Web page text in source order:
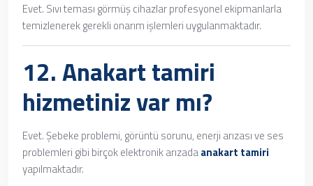
Evet. Sıvı teması görmüş cihazlar profesyonel ekipmanlarla
temizlenerek gerekli onarım işlemleri uygulanmaktadır.
12.Anakart tamiri
hizmetiniz var mı?
Evet. Şebeke problemi, görüntü sorunu, enerji arızası ve ses
problemleri gibi birçok elektronik arızadaanakart tamiri
yapılmaktadır.